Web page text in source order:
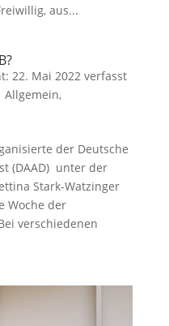
aus...
22. Mai 2022verfasst
Allgemein,
der Deutsche
(DAAD) unter der
Stark-Watzinger
Woche der
verschiedenen